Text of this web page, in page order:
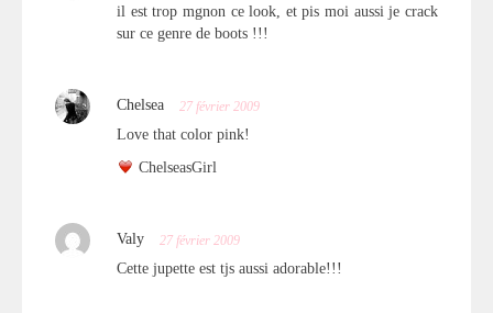
il est trop mgnon ce look, et pis moi aussi je crack
sur ce genre de boots !!!
Chelsea 27 février 2009
Love that color pink!
ChelseasGirl
Valy 27 février 2009
Cette jupette est tjs aussi adorable!!!